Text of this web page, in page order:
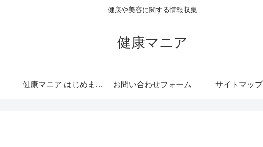
健康や美容に関する情報収集
健康マニア
健康マニア はじめまして お問い合わせフォーム サイトマップ